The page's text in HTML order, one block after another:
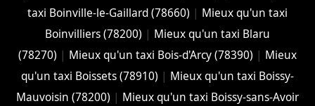
taxi Boinville-le-Gaillard (78660) | Mieux qu'un taxi
Boinvilliers (78200) | Mieux qu'un taxi Blaru
(78270) | Mieux qu'un taxi Bois-d'Arcy (78390) | Mieux
qu'un taxi Boissets (78910) | Mieux qu'un taxi Boissy-
Mauvoisin (78200) | Mieux qu'un taxi Boissy-sans-Avoir